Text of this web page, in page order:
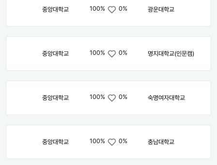
중앙대학교 100% 0% 광운대학교
중앙대학교 100% 0% 명지대학교(인문캠)
중앙대학교 100% 0% 숙명여자대학교
중앙대학교 100% 0% 충남대학교